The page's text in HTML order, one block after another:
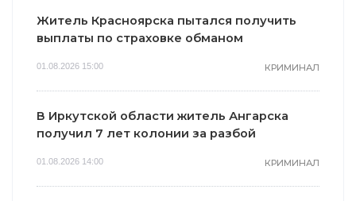
Житель Красноярска пытался получить
выплаты по страховке обманом
01.08.2026 15:00 КРИМИНАЛ
В Иркутской области житель Ангарска
получил 7 лет колонии за разбой
01.08.2026 14:00 КРИМИНАЛ